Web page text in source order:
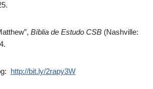
Bíblia de Estudo CSB (Nashville:
http://bit.ly/2rapy3W